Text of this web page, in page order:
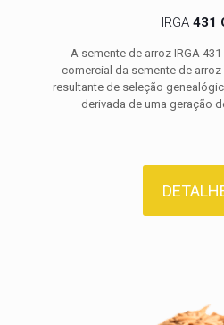
IRGA 431
A semente de arroz IRGA
comercial da semente de arroz
resultante de seleção
derivada de uma geração